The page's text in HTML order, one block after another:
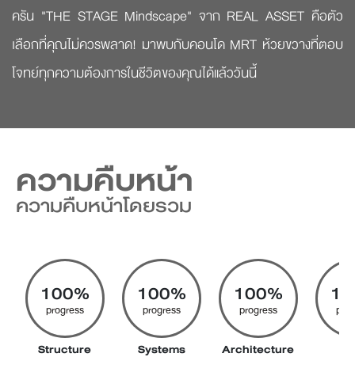
ครัน "THE STAGE Mindscape" จาก REAL ASSET คือตัว
เลือกที่คุณไม่ควรพลาด! มาพบกับคอนโด MRT ห้วยขวางที่ตอบ
โจทย์ทุกความต้องการในชีวิตของคุณได้แล้ววันนี้
ความคืบหน้า
ความคืบหน้าโดยรวม
100%
progress
Structure
100%
progress
Systems
100%
progress
Architecture